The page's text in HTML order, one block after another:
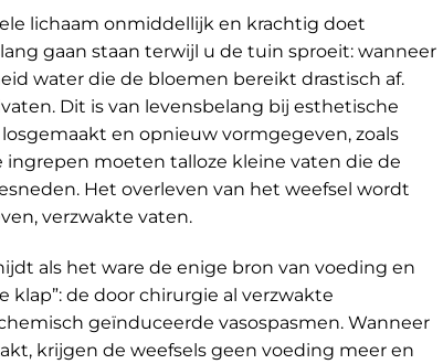
lichaam onmiddellijk en krachtig doet
gaan staan terwijl u de tuin sproeit: wanneer
water die de bloemen bereikt drastisch af.
Dit is van levensbelang bij esthetische
en opnieuw vormgegeven, zoals
moeten talloze kleine vaten die de
Het overleven van het weefsel wordt
verzwakte vaten.
als het ware de enige bron van voeding en
klap”: de door chirurgie al verzwakte
geïnduceerde vasospasmen. Wanneer
krijgen de weefsels geen voeding meer en